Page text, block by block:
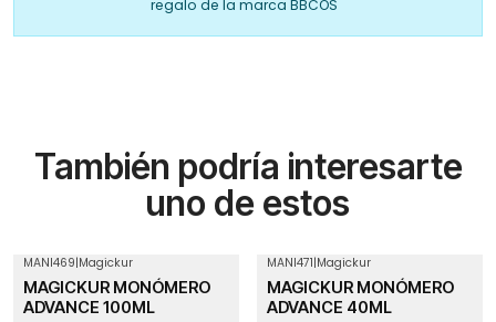
regalo de la marca BBCOS
También podría interesarte
uno de estos
MANI469|Magickur
MAGICKUR MONÓMERO
ADVANCE 100ML
MANI471|Magickur
MAGICKUR MONÓMERO
ADVANCE 40ML